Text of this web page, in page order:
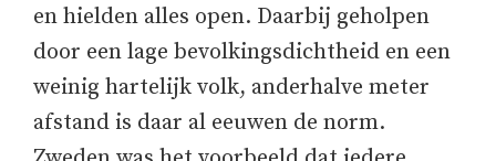
en hielden alles open. Daarbij geholpen
door een lage bevolkingsdichtheid en een
weinig hartelijk volk, anderhalve meter
afstand is daar al eeuwen de norm.